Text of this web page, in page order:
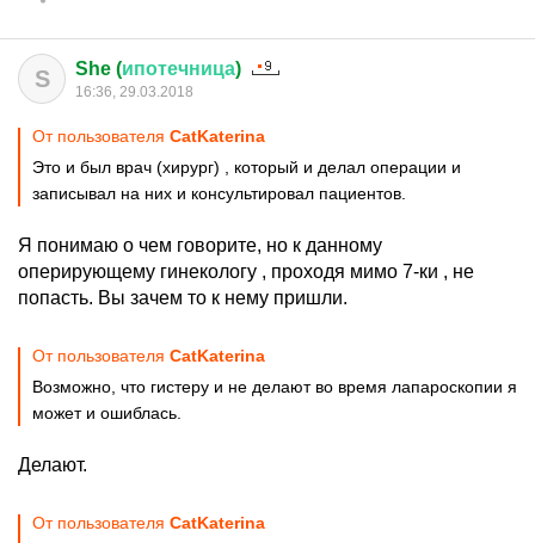
S She (ипотечница)
16:36, 29.03.2018
От пользователя CatKaterina
Это и был врач (хирург) , который и делал операции и
записывал на них и консультировал пациентов.
Я понимаю о чем говорите, но к данному
оперирующему гинекологу , проходя мимо 7-ки , не
попасть. Вы зачем то к нему пришли.
От пользователя CatKaterina
Возможно, что гистеру и не делают во время лапароскопии я
может и ошиблась.
Делают.
От пользователя CatKaterina